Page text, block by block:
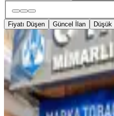
Fiyatı Düşen Güncel İlan
YENİ
Tonguç
Kiralık
Kepez, Ahatlı
1 Oda·31 m²·